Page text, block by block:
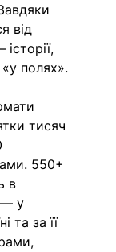
від
полях».
тисяч
550+
в
— у
та за її